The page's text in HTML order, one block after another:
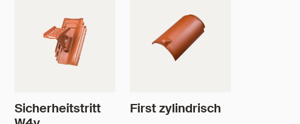
Sicherheitstritt
First zylindrisch